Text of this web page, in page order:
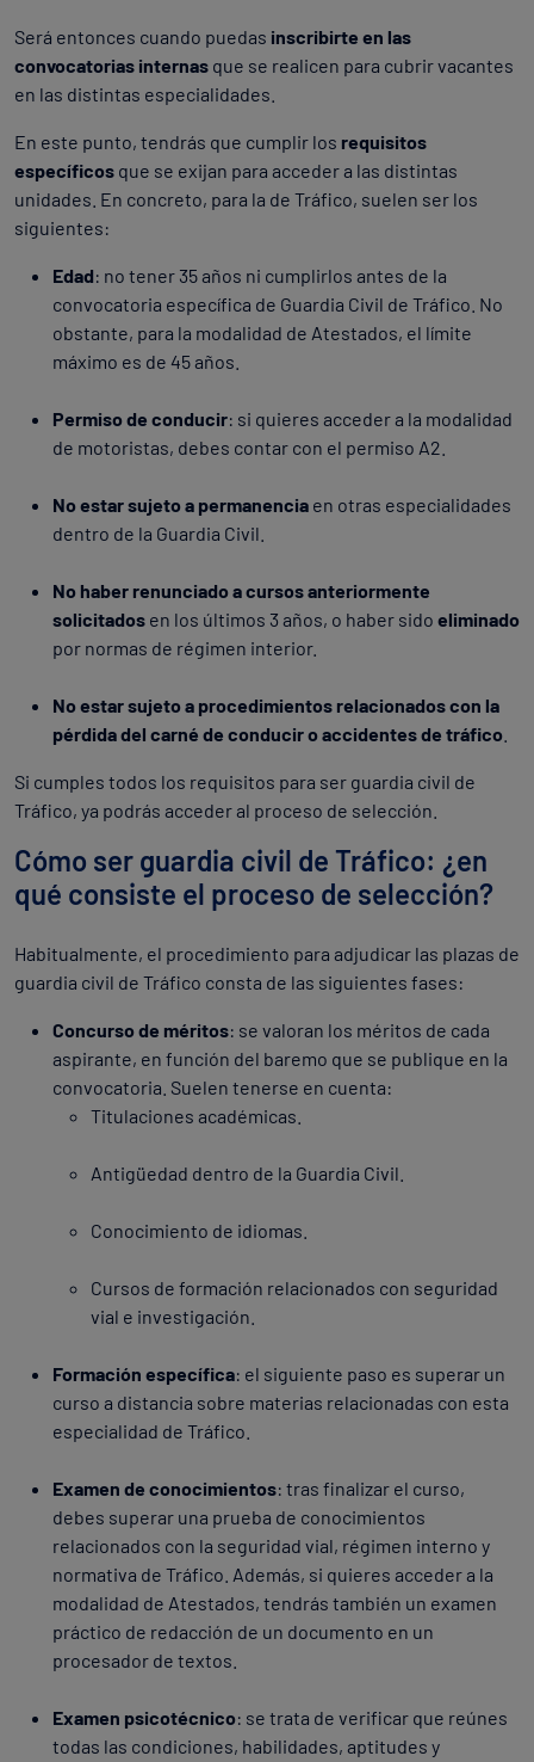
Será entonces cuando puedas inscribirte en las
convocatorias internas que se realicen para cubrir vacantes
en las distintas especialidades.
En este punto, tendrás que cumplir los requisitos
específicos que se exijan para acceder a las distintas
unidades. En concreto, para la de Tráfico, suelen ser los
siguientes:
Edad: no tener 35 años ni cumplirlos antes de la
convocatoria específica de Guardia Civil de Tráfico. No
obstante, para la modalidad de Atestados, el límite
máximo es de 45 años.
Permiso de conducir: si quieres acceder a la modalidad
de motoristas, debes contar con el permiso A2.
No estar sujeto a permanencia en otras especialidades
dentro de la Guardia Civil.
No haber renunciado a cursos anteriormente
solicitados en los últimos 3 años, o haber sido eliminado
por normas de régimen interior.
No estar sujeto a procedimientos relacionados con la
pérdida del carné de conducir o accidentes de tráfico
Si cumples todos los requisitos para ser guardia civil de
Tráfico, ya podrás acceder al proceso de selección.
Cómo ser guardia civil de Tráfico: ¿en
qué consiste el proceso de selección?
Habitualmente, el procedimiento para adjudicar las plazas de
guardia civil de Tráfico consta de las siguientes fases:
Concurso de méritos: se valoran los méritos de cada
aspirante, en función del baremo que se publique en la
convocatoria. Suelen tenerse en cuenta:
Titulaciones académicas.
Antigüedad dentro de la Guardia Civil.
Conocimiento de idiomas.
Cursos de formación relacionados con seguridad
vial e investigación.
Formación específica: el siguiente paso es superar un
curso a distancia sobre materias relacionadas con esta
especialidad de Tráfico.
Examen de conocimientos: tras finalizar el curso,
debes superar una prueba de conocimientos
relacionados con la seguridad vial, régimen interno y
normativa de Tráfico. Además, si quieres acceder a la
modalidad de Atestados, tendrás también un examen
práctico de redacción de un documento en un
procesador de textos.
Examen psicotécnico: se trata de verificar que reúnes
todas las condiciones, habilidades, aptitudes y